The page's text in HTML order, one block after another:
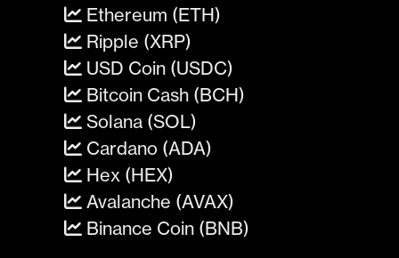
Ethereum (ETH)
Ripple (XRP)
USD Coin (USDC)
Bitcoin Cash (BCH)
Solana (SOL)
Cardano (ADA)
Hex (HEX)
Avalanche (AVAX)
Binance Coin (BNB)